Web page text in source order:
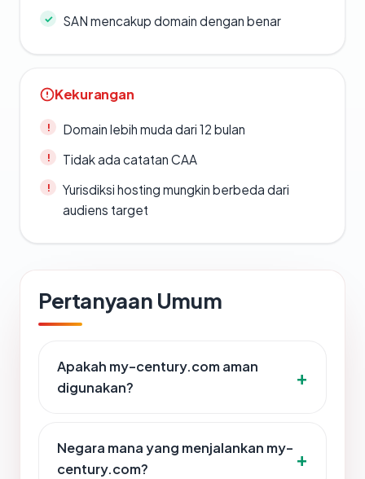
SAN mencakup domain dengan benar
Kekurangan
Domain lebih muda dari 12 bulan
Tidak ada catatan CAA
Yurisdiksi hosting mungkin berbeda dari
audiens target
Pertanyaan Umum
Apakah my-century.com aman
digunakan?
Negara mana yang menjalankan my-
century.com?